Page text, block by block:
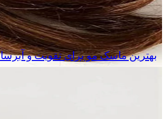
بهترین ماسک مو برای تقویت و